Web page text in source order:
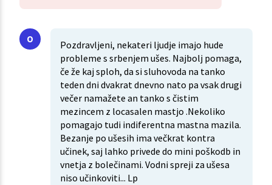
Pozdravljeni, nekateri ljudje imajo hude
probleme s srbenjem ušes. Najbolj pomaga,
če že kaj sploh, da si sluhovoda na tanko
teden dni dvakrat dnevno nato pa vsak drugi
večer namažete an tanko s čistim
mezincem z locasalen mastjo .Nekoliko
pomagajo tudi indiferentna mastna mazila.
Bezanje po ušesih ima večkrat kontra
učinek, saj lahko privede do mini poškodb in
vnetja z bolečinami. Vodni spreji za ušesa
niso učinkoviti... Lp